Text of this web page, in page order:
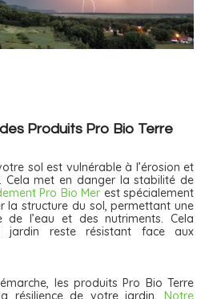
Produits Pro Bio Terre
sol est vulnérable à l’érosion et
Cela met en danger la stabilité de
Pro Bio Mer est spécialement
la structure du sol, permettant une
de l’eau et des nutriments. Cela
jardin reste résistant face aux
les produits Pro Bio Terre
résilience de votre jardin. Notre